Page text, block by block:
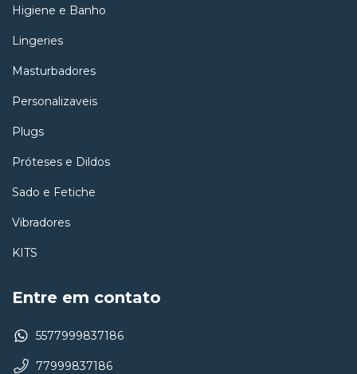
Higiene e Banho
Lingeries
Masturbadores
Personalizaveis
Plugs
Próteses e Dildos
Sado e Fetiche
Vibradores
KITS
Entre em contato
5577999837186
77999837186